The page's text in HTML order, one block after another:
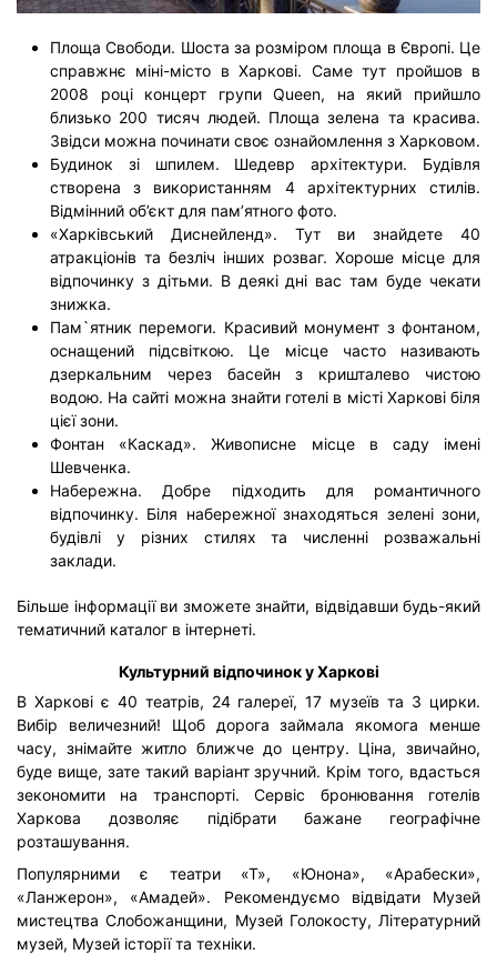
Площа Свободи. Шоста за розміром площа в Європі. Це
справжнє міні-місто в Харкові. Саме тут пройшов в
2008 році концерт групи Queen, на який прийшло
близько 200 тисяч людей. Площа зелена та красива.
Звідси можна починати своє ознайомлення з Харковом.
Будинок зі шпилем. Шедевр архітектури. Будівля
створена з використанням 4 архітектурних стилів.
Відмінний об’єкт для пам’ятного фото.
«Харківський Диснейленд». Тут ви знайдете 40
атракціонів та безліч інших розваг. Хороше місце для
відпочинку з дітьми. В деякі дні вас там буде чекати
знижка.
Пам`ятник перемоги. Красивий монумент з фонтаном,
оснащений підсвіткою. Це місце часто називають
дзеркальним через басейн з кришталево чистою
водою. На сайті можна знайти готелі в місті Харкові біля
цієї зони.
Фонтан «Каскад». Живописне місце в саду імені
Шевченка.
Набережна. Добре підходить для романтичного
відпочинку. Біля набережної знаходяться зелені зони,
будівлі у різних стилях та численні розважальні
заклади.
Більше інформації ви зможете знайти, відвідавши будь-який
тематичний каталог в інтернеті.
Культурний відпочинок у Харкові
В Харкові є 40 театрів, 24 галереї, 17 музеїв та 3 цирки.
Вибір величезний! Щоб дорога займала якомога менше
часу, знімайте житло ближче до центру. Ціна, звичайно,
буде вище, зате такий варіант зручний. Крім того, вдасться
зекономити на транспорті. Сервіс бронювання готелів
Харкова дозволяє підібрати бажане географічне
розташування.
Популярними є театри «Т», «Юнона», «Арабески»,
«Ланжерон», «Амадей». Рекомендуємо відвідати Музей
мистецтва Слобожанщини, Музей Голокосту, Літературний
музей, Музей історії та техніки.